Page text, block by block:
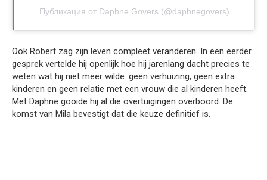
Публикация от Daphne Govers (@daphnegovers)
Ook Robert zag zijn leven compleet veranderen. In een eerder
gesprek vertelde hij openlijk hoe hij jarenlang dacht precies te
weten wat hij niet meer wilde: geen verhuizing, geen extra
kinderen en geen relatie met een vrouw die al kinderen heeft.
Met Daphne gooide hij al die overtuigingen overboord. De
komst van Mila bevestigt dat die keuze definitief is.